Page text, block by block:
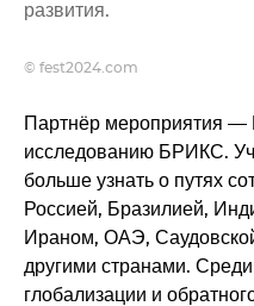
развития.
© fest2024.com
Партнёр мероприятия —
исследованию БРИКС.
больше узнать о путях
Россией, Бразилией,
Ираном, ОАЭ,
другими странами.
глобализации и